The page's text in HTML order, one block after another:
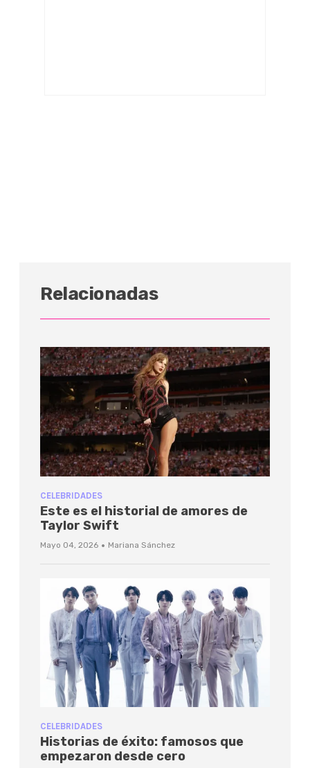
Relacionadas
CELEBRIDADES
Este es el historial de amores de
Taylor Swift
Mayo 04, 2026 · Mariana Sánchez
CELEBRIDADES
Historias de éxito: famosos que
empezaron desde cero